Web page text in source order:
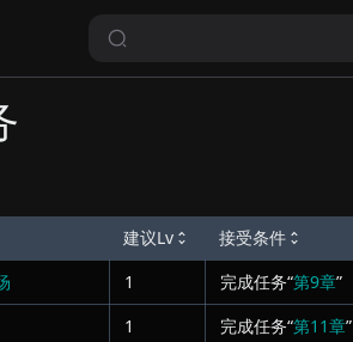
建议Lv
接受条件
1 完成任务“第9章”
1
完成任务“第11章”